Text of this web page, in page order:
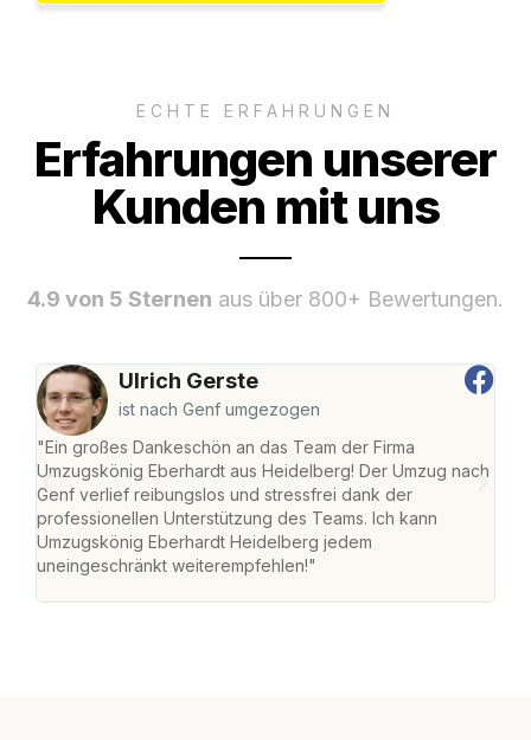
ECHTE ERFAHRUNGEN
Erfahrungen unserer
Kunden mit uns
4.9 von 5 Sternen aus über 800+ Bewertungen.
Ulrich Gerste
ist nach Genf umgezogen
"Ein großes Dankeschön an das Team der Firma
Umzugskönig Eberhardt aus Heidelberg! Der Umzug nach
Genf verlief reibungslos und stressfrei dank der
professionellen Unterstützung des Teams. Ich kann
Umzugskönig Eberhardt Heidelberg jedem
uneingeschränkt weiterempfehlen!"